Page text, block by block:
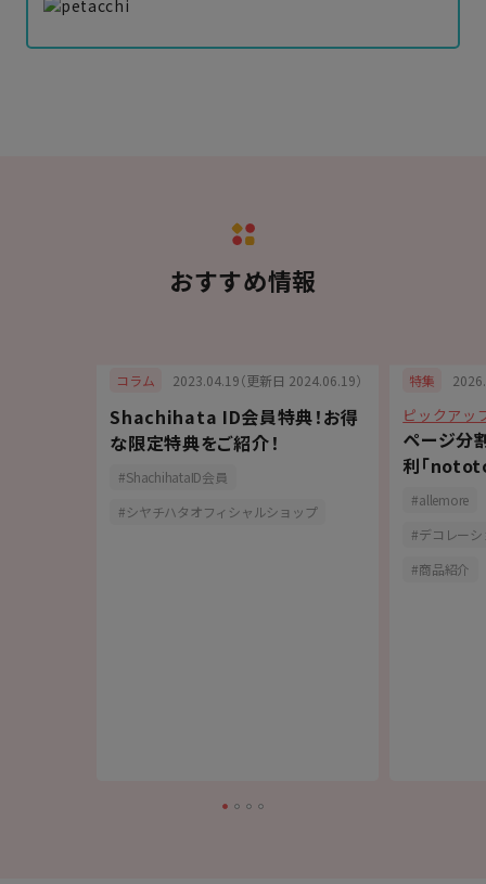
おすすめ情報
コラム 2023.04.19（更新日 2024.06.19）
Shachihata ID会員特典！お得
な限定特典をご紹介！
ShachihataID会員
シヤチハタオフィシャルショップ
特集
ピックアッ
ページ分
利「
allemore
デコレー
商品紹介